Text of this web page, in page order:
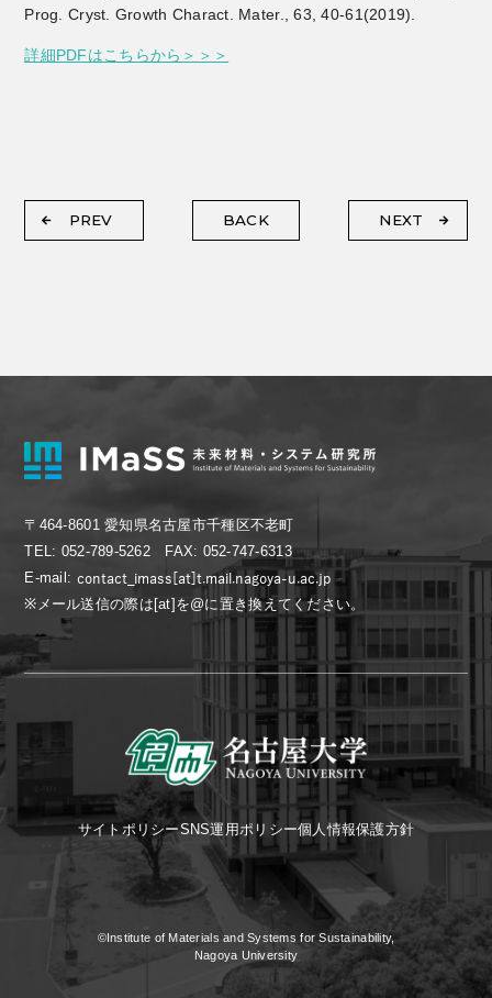
Prog. Cryst. Growth Charact. Mater., 63, 40-61(2019).
詳細PDFはこちらから＞＞＞
NEXT
BACK
PREV
〒464-8601 愛知県名古屋市千種区不老町
TEL: 052-789-5262 FAX: 052-747-6313
E-mail:
※メール送信の際は[at]を@に置き換えてください。
サイトポリシーSNS運用ポリシー個人情報保護方針
©Institute of Materials and Systems for Sustainability,
Nagoya University